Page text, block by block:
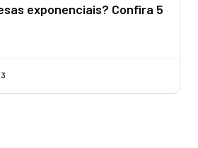
exponenciais? Confira 5